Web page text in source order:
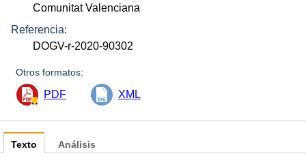
Comunitat Valenciana
Referencia:
DOGV-r-2020-90302
Otros formatos:
PDF XML
Texto Análisis